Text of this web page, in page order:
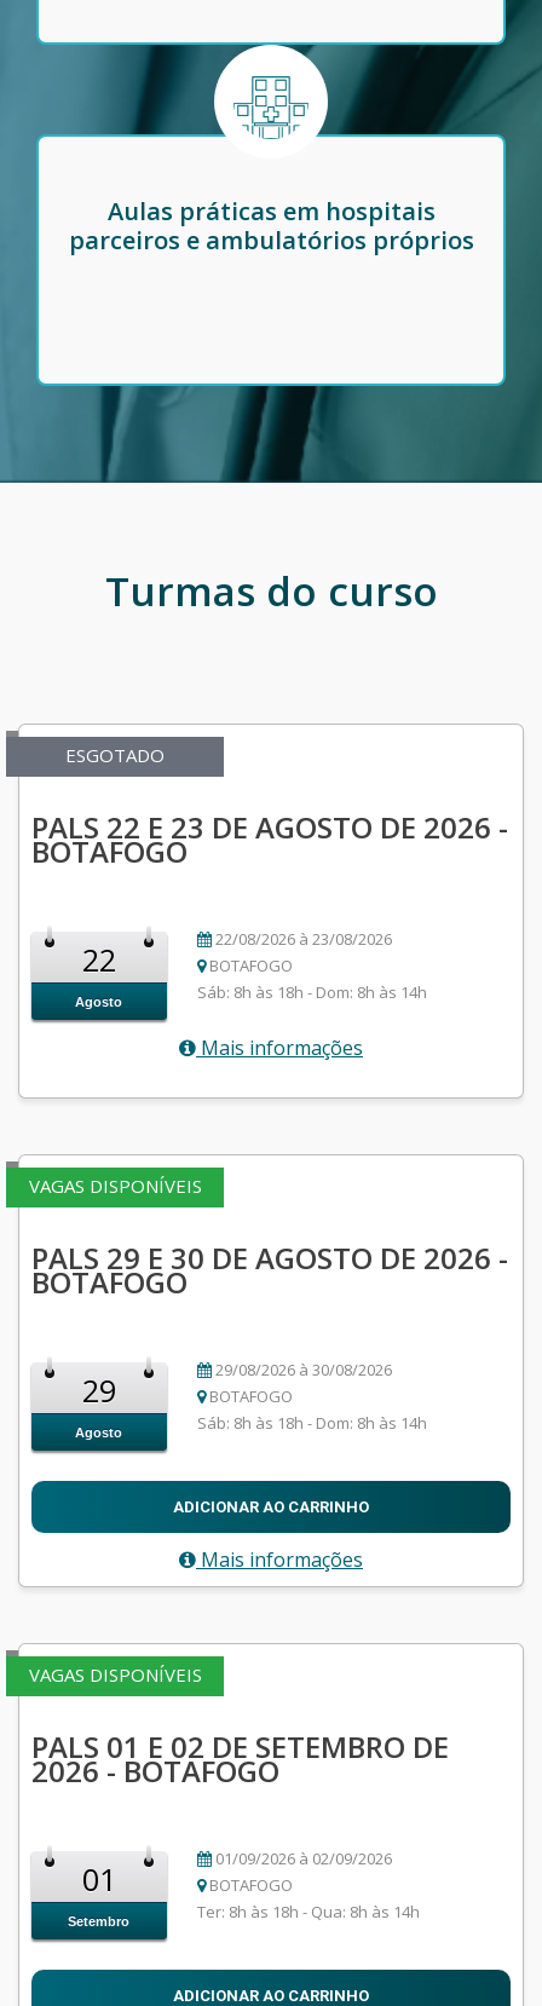
Aulas práticas em hospitais
parceiros e ambulatórios próprios
Turmas do curso
ESGOTADO
PALS 22 E 23 DE AGOSTO DE 2026 -
BOTAFOGO
22
Agosto
22/08/2026 à 23/08/2026
BOTAFOGO
Sáb: 8h às 18h - Dom: 8h às 14h
Mais informações
VAGAS DISPONÍVEIS
PALS 29 E 30 DE AGOSTO DE 2026 -
BOTAFOGO
29
Agosto
29/08/2026 à 30/08/2026
BOTAFOGO
Sáb: 8h às 18h - Dom: 8h às 14h
ADICIONAR AO CARRINHO
Mais informações
VAGAS DISPONÍVEIS
PALS 01 E 02 DE SETEMBRO DE
2026 - BOTAFOGO
01
Setembro
01/09/2026 à 02/09/2026
BOTAFOGO
Ter: 8h às 18h - Qua: 8h às 14h
ADICIONAR AO CARRINHO